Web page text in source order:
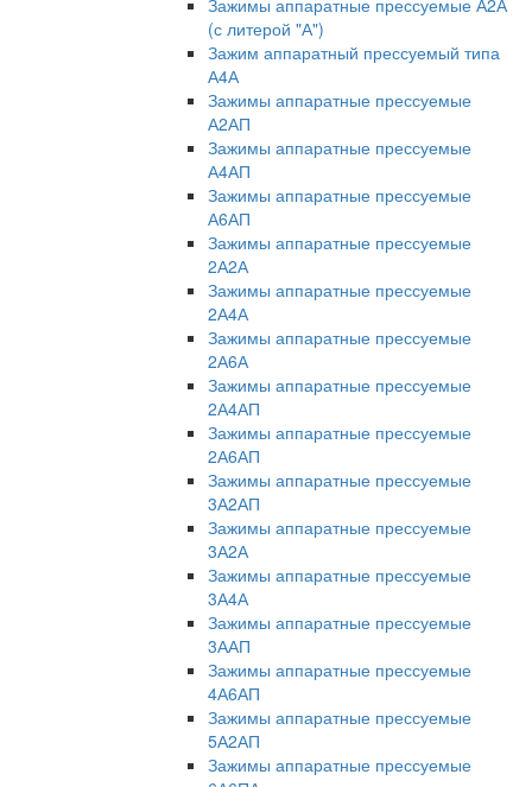
(с литерой "А")
Зажим аппаратный прессуемый типа
А4А
Зажимы аппаратные прессуемые
А2АП
Зажимы аппаратные прессуемые
А4АП
Зажимы аппаратные прессуемые
А6АП
Зажимы аппаратные прессуемые
2А2А
Зажимы аппаратные прессуемые
2А4А
Зажимы аппаратные прессуемые
2А6А
Зажимы аппаратные прессуемые
2А4АП
Зажимы аппаратные прессуемые
2А6АП
Зажимы аппаратные прессуемые
3А2АП
Зажимы аппаратные прессуемые
3А2А
Зажимы аппаратные прессуемые
3А4А
Зажимы аппаратные прессуемые
3ААП
Зажимы аппаратные прессуемые
4А6АП
Зажимы аппаратные прессуемые
5А2АП
Зажимы аппаратные прессуемые